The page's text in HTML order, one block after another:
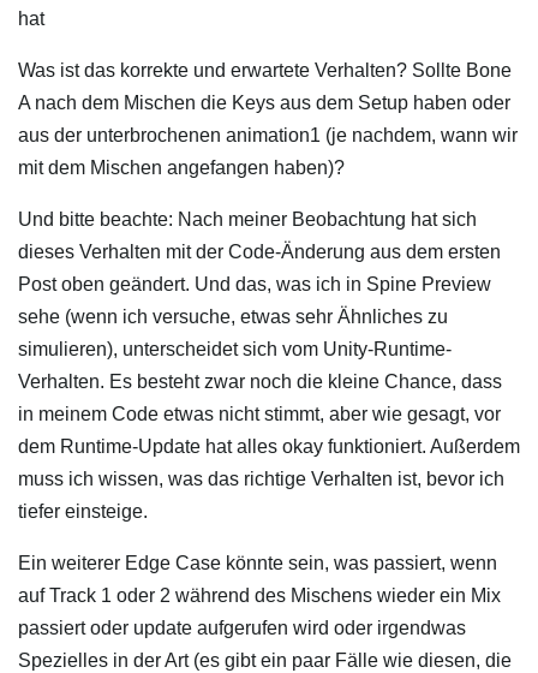
hat
Was ist das korrekte und erwartete Verhalten? Sollte Bone
A nach dem Mischen die Keys aus dem Setup haben oder
aus der unterbrochenen animation1 (je nachdem, wann wir
mit dem Mischen angefangen haben)?
Und bitte beachte: Nach meiner Beobachtung hat sich
dieses Verhalten mit der Code-Änderung aus dem ersten
Post oben geändert. Und das, was ich in Spine Preview
sehe (wenn ich versuche, etwas sehr Ähnliches zu
simulieren), unterscheidet sich vom Unity-Runtime-
Verhalten. Es besteht zwar noch die kleine Chance, dass
in meinem Code etwas nicht stimmt, aber wie gesagt, vor
dem Runtime-Update hat alles okay funktioniert. Außerdem
muss ich wissen, was das richtige Verhalten ist, bevor ich
tiefer einsteige.
Ein weiterer Edge Case könnte sein, was passiert, wenn
auf Track 1 oder 2 während des Mischens wieder ein Mix
passiert oder update aufgerufen wird oder irgendwas
Spezielles in der Art (es gibt ein paar Fälle wie diesen, die